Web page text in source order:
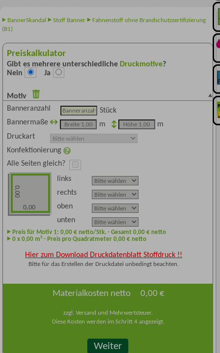
BannerSkandal Stoff Banner
Fahnenstoff ohne Brandschutzzertifizierung
(B1)
Preiskalkulator
Gibt es mehrere unterschiedliche Druckmotive?
Nein
Ja
Motiv
Banneranzahl
Stück
Bannermaße
m
m
Druckart
Konfektionierung
Alle Seiten gleich?
0,00
0,00
links
rechts
oben
unten
Preis für Motiv 1:0,00 € netto/Stk. - Gesamt0,00 € netto
0 x0,00 m² - Preis pro Quadratmeter0,00 € netto
Hier zum Download Druckdatenblatt Stoffdruck !!
Bitte für das Erstellen der Druckdatei unbedingt beachten.
Materialkosten netto 0,00 €
zzgl. Versand und Mehrwertsteuer.
Diese Kosten werden im Schritt 4 angezeigt.
Weiter